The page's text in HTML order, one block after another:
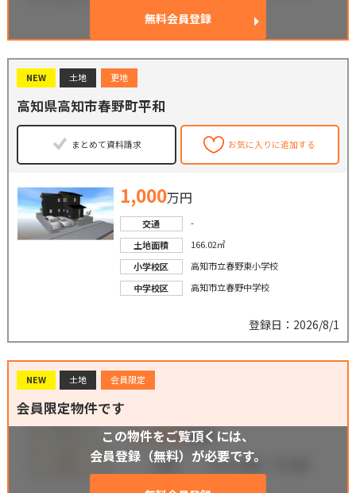
無料会員登録
NEW 土地 更地
高知県高知市春野町平和
まとめて資料請求 お気に入りに追加する
1,000万円
交通
-
土地面積
166.02㎡
小学校区
高知市立春野東小学校
中学校区
高知市立春野中学校
登録日：2026/8/1
NEW 土地 会員限定
会員限定物件です
この物件をご覧頂くには、
会員登録（無料）が必要です。